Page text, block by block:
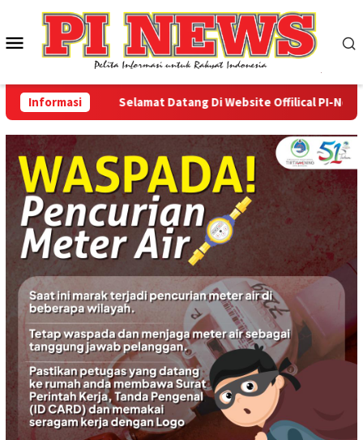
konten
Menu
Mobile
Informasi Selamat Datang Di Website Offilical PI-News